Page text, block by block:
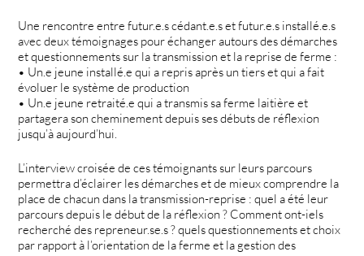
Une rencontre entre futur.e.s cédant.e.s et futur.e.s installé.e.s
avec deux témoignages pour échanger autours des démarches
et questionnements sur la transmission et la reprise de ferme :
• Un.e jeune installé.e qui a repris après un tiers et qui a fait
évoluer le système de production
• Un.e jeune retraité.e qui a transmis sa ferme laitière et
partagera son cheminement depuis ses débuts de réflexion
jusqu’à aujourd’hui.
L’interview croisée de ces témoignants sur leurs parcours
permettra d’éclairer les démarches et de mieux comprendre la
place de chacun dans la transmission-reprise : quel a été leur
parcours depuis le début de la réflexion ? Comment ont-iels
recherché des repreneur.se.s ? quels questionnements et choix
par rapport à l’orientation de la ferme et la gestion des